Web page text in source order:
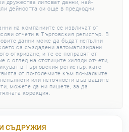
дружества липсват данни, най-
дейността си още в предходни
на компаниите се извличат от
отчети в Търговския регистър. В
данни може да бъдат непълни
са създадени автоматизирани
откриване, и те се поправят от
с оглед на стотиците хиляди отчети,
в Търговския регистър, като
от по-големите към по-малките
или неточности във вашите
можете да ни пишете, за да
корекция.
СЪДРУЖИЯ